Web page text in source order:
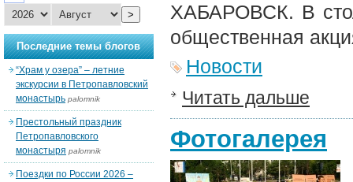
ХАБАРОВСК. В
общественная
Новости
Читать дальше
Фотогалерея
>
Последние темы блогов
“Храм у озера” – летние
экскурсии в Петропавловский
монастырь palomnik
Престольный праздник
Петропавловского
монастыря palomnik
Поездки по России 2026 –